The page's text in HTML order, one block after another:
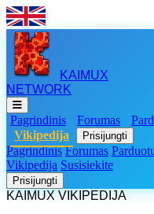
KAIMUX
NETWORK
Pagrindinis Forumas
Vikipedija
Prisijungti
Pagrindinis Forumas
Vikipedija Susisiekite
Prisijungti
KAIMUX VIKIPEDIJA